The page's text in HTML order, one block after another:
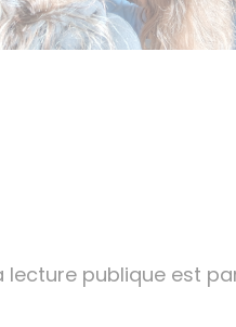
lecture publique est